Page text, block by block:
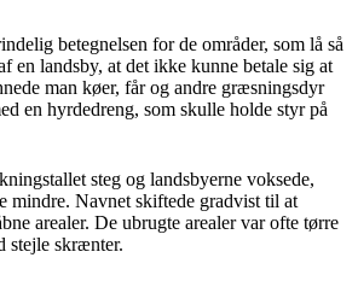
betegnelsen for de områder, som lå så
en landsby, at det ikke kunne betale sig at
man køer, får og andre græsningsdyr
en hyrdedreng, som skulle holde styr på
steg og landsbyerne voksede,
mindre. Navnet skiftede gradvist til at
arealer. De ubrugte arealer var ofte tørre
stejle skrænter.